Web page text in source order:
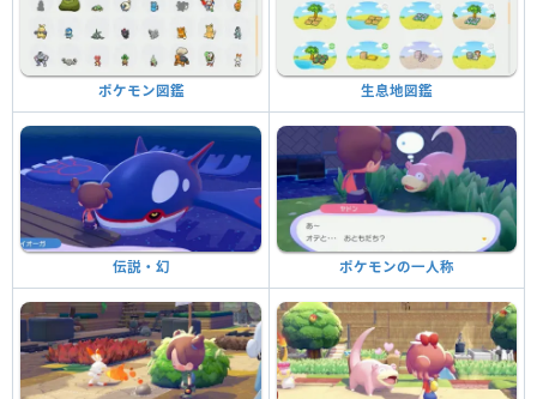
ポケモン図鑑 生息地図鑑
伝説・幻 ポケモンの一人称